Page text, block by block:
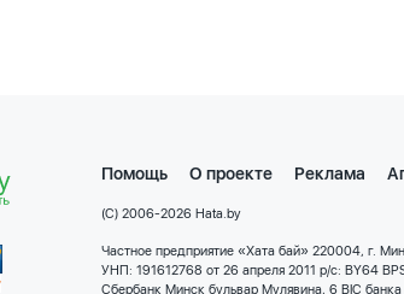
Помощь О проекте Реклама
(C) 2006-2026 Hata.by
Частное предприятие «Хата бай» 220004, г.
УНП: 191612768 от 26 апреля 2011 р/с: BY64
Сбербанк Минск бульвар Мулявина, 6 BIC банка